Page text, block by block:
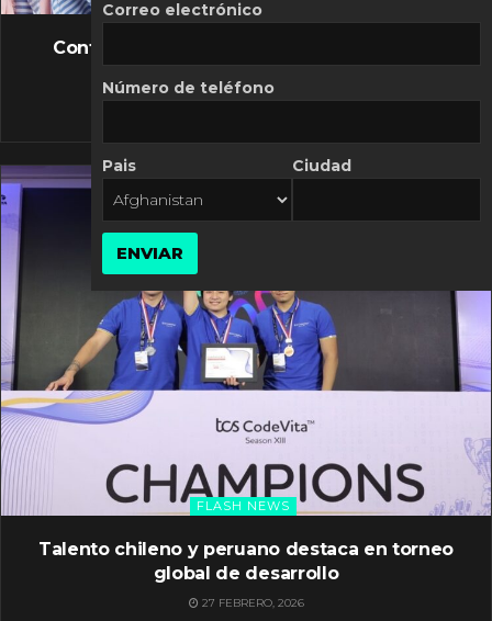
FLASH NEWS
Controversia de Mercado Libre por costos
10 MARZO, 2026
FLASH NEWS
Talento chileno y peruano destaca en torneo
global de desarrollo
27 FEBRERO, 2026
Correo electrónico
Número de teléfono
Pais Ciudad
ENVIAR